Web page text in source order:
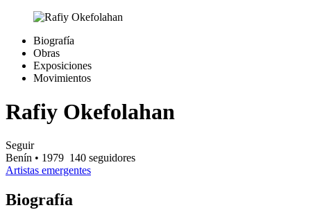
Biografía
Obras
Exposiciones
Movimientos
Rafiy Okefolahan
Seguir
Benín • 1979 140 seguidores
Artistas emergentes
Biografía